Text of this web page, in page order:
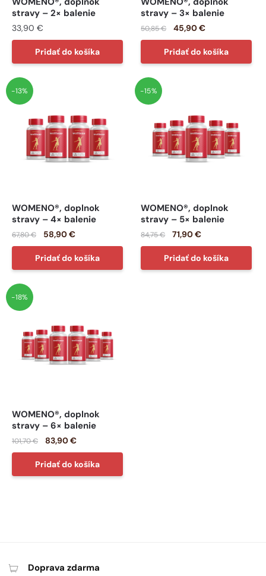
stravy – 2× balenie
33,90 €
Pridať do košíka
stravy – 3× balenie
50,85€ 45,90€
Pridať do košíka
-13%
WOMENO®, doplnok
stravy – 4× balenie
67,80€ 58,90€
Pridať do košíka
-15%
WOMENO®, doplnok
stravy – 5× balenie
84,75€ 71,90€
Pridať do košíka
-18%
WOMENO®, doplnok
stravy – 6× balenie
101,70€ 83,90€
Pridať do košíka
Doprava zdarma